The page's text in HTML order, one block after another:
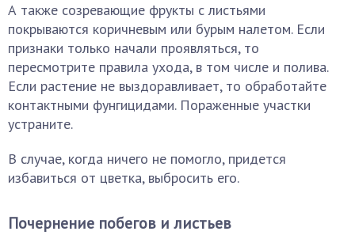
А также созревающие фрукты с листьями
покрываются коричневым или бурым налетом. Если
признаки только начали проявляться, то
пересмотрите правила ухода, в том числе и полива.
Если растение не выздоравливает, то обработайте
контактными фунгицидами. Пораженные участки
устраните.
В случае, когда ничего не помогло, придется
избавиться от цветка, выбросить его.
Почернение побегов и листьев